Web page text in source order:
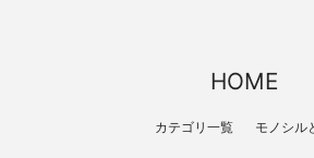
HOME
カテゴリ一覧 モノシル